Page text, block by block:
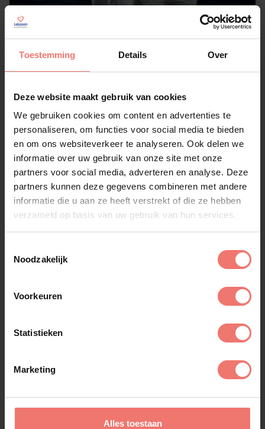
Toestemming Details Over
Deze website maakt gebruik van cookies
We gebruiken cookies om content en advertenties te
personaliseren, om functies voor social media te bieden
en om ons websiteverkeer te analyseren. Ook delen we
informatie over uw gebruik van onze site met onze
partners voor social media, adverteren en analyse. Deze
partners kunnen deze gegevens combineren met andere
informatie die u aan ze heeft verstrekt of die ze hebben
verzameld op basis van uw gebruik van hun services.
Noodzakelijk
Voorkeuren
Statistieken
Marketing
Alles toestaan
Feestnation
€ 1800,-
Lees meer
ChildsPlay
op aanvraag